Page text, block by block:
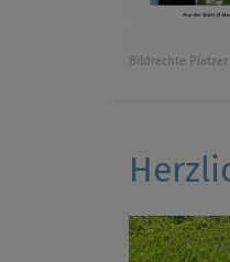
Bildrechte Platzer